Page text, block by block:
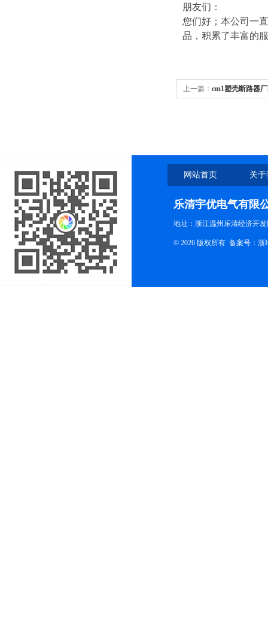
朋友们：
您们好；本公司一
品，积累了丰富的
上一篇： cm1塑壳断路器
网站首页 关
乐清宇优电气有限
地址：浙江温州乐清经济开
© 2026 版权所有 备案号：浙